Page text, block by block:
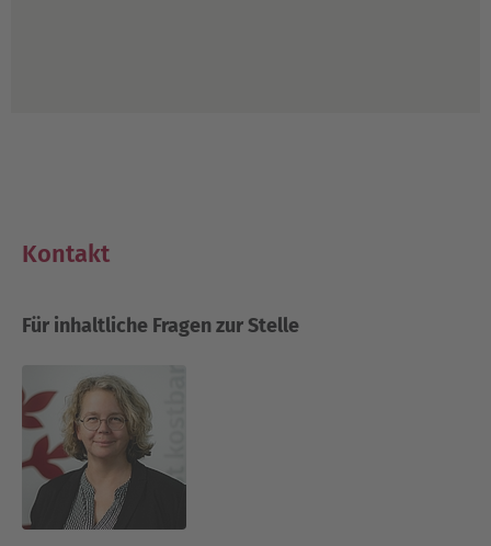
Kontakt
Für inhaltliche Fragen zur Stelle